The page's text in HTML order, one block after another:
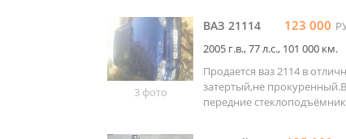
3 фото
ВАЗ 21114 123 000
2005 г.в., 77 л.c., 101 000 км.
Продается ваз 2114 в
затертый,не
передние